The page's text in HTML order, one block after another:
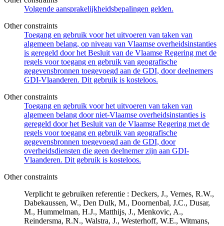
Volgende aansprakelijkheidsbepalingen gelden.
Other constraints
Toegang en gebruik voor het uitvoeren van taken van
algemeen belang, op niveau van Vlaamse overheidsinstanties
is geregeld door het Besluit van de Vlaamse Regering met de
regels voor toegang en gebruik van geografische
gegevensbronnen toegevoegd aan de GDI, door deelnemers
GDI-Vlaanderen. Dit gebruik is kosteloos.
Other constraints
Toegang en gebruik voor het uitvoeren van taken van
algemeen belang door niet-Vlaamse overheidsinstanties is
geregeld door het Besluit van de Vlaamse Regering met de
regels voor toegang en gebruik van geografische
gegevensbronnen toegevoegd aan de GDI, door
overheidsdiensten die geen deelnemer zijn aan GDI-
Vlaanderen. Dit gebruik is kosteloos.
Other constraints
Verplicht te gebruiken referentie : Deckers, J., Vernes, R.W.,
Dabekaussen, W., Den Dulk, M., Doornenbal, J.C., Dusar,
M., Hummelman, H.J., Matthijs, J., Menkovic, A.,
Reindersma, R.N., Walstra, J., Westerhoff, W.E., Witmans,